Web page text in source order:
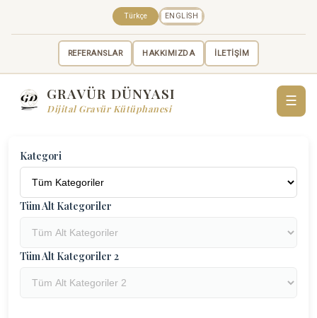
REFERANSLAR HAKKIMIZDA İLETİŞİM
Türkçe ENGLISH
GRAVÜR DÜNYASI
Dijital Gravür Kütüphanesi
☰
Kategori
Tüm Alt Kategoriler
Tüm Alt Kategoriler 2